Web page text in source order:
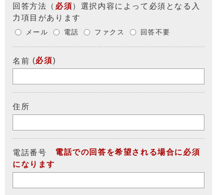
回答方法 （ 必須）選択内容によって必須となる入
力項目があります
メール 電話 ファクス 回答不要
名前 (必須)
住所
電話番号
電話での回答を希望される場合に必須
になります